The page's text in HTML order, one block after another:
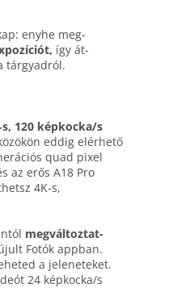
enyhe meg­
így át­
tárgyadról.
120 képkocka/s
eddig elérhető
quad pixel
az erős A18 Pro
4K‑s,
megváltoztat­
Fotók appban.
a jeleneteket.
24 képkocka/s